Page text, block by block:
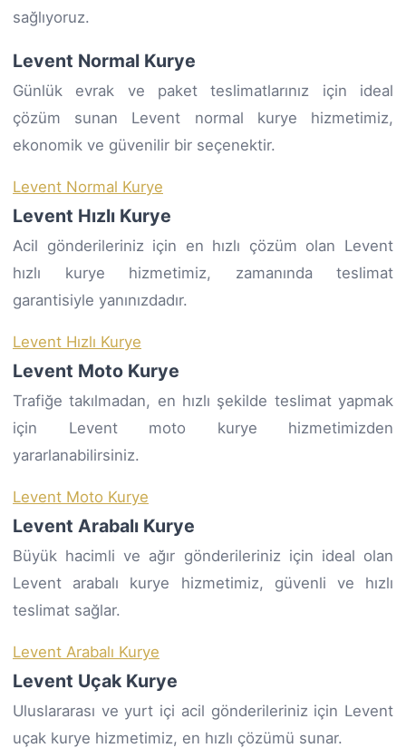
sağlıyoruz.
Levent Normal Kurye
Günlük evrak ve paket teslimatlarınız için ideal
çözüm sunan Levent normal kurye hizmetimiz,
ekonomik ve güvenilir bir seçenektir.
Levent Normal Kurye
Levent Hızlı Kurye
Acil gönderileriniz için en hızlı çözüm olan Levent
hızlı kurye hizmetimiz, zamanında teslimat
garantisiyle yanınızdadır.
Levent Hızlı Kurye
Levent Moto Kurye
Trafiğe takılmadan, en hızlı şekilde teslimat yapmak
için Levent moto kurye hizmetimizden
yararlanabilirsiniz.
Levent Moto Kurye
Levent Arabalı Kurye
Büyük hacimli ve ağır gönderileriniz için ideal olan
Levent arabalı kurye hizmetimiz, güvenli ve hızlı
teslimat sağlar.
Levent Arabalı Kurye
Levent Uçak Kurye
Uluslararası ve yurt içi acil gönderileriniz için Levent
uçak kurye hizmetimiz, en hızlı çözümü sunar.